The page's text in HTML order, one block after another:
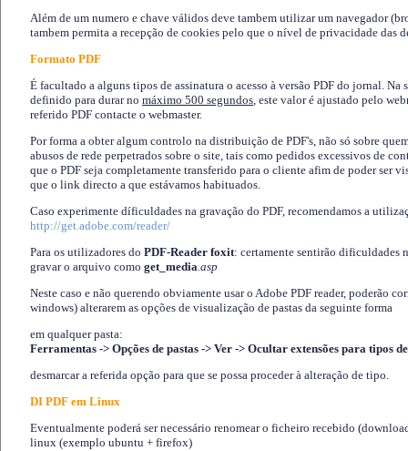
Além de um numero e chave válidos deve tambem utilizar um navegador
tambem permita a recepção de cookies pelo que o nível de privacidade das
Formato PDF
É facultado a alguns tipos de assinatura o acesso à versão PDF do jornal. Na
definido para durar no máximo 500 segundos, este valor é ajustado pelo
referido PDF contacte o webmaster.
Por forma a obter algum controlo na distribuição de PDF's, não só sobre
abusos de rede perpetrados sobre o site, tais como pedidos excessivos de
que o PDF seja completamente transferido para o cliente afim de poder ser
que o link directo a que estávamos habituados.
Caso experimente díficuldades na gravação do PDF, recomendamos a
http://get.adobe.com/reader/
Para os utilizadores do PDF-Reader foxit: certamente sentirão dificuldades
gravar o arquivo como get_media.asp
Neste caso e não querendo obviamente usar o Adobe PDF reader, poderão
windows) alterarem as opções de visualização de pastas da seguinte forma
em qualquer pasta:
Ferramentas -> Opções de pastas -> Ver -> Ocultar extensões para tipos
desmarcar a referida opção para que se possa proceder à alteração de tipo.
DI PDF em Linux
Eventualmente poderá ser necessário renomear o ficheiro recebido
linux (exemplo ubuntu + firefox)